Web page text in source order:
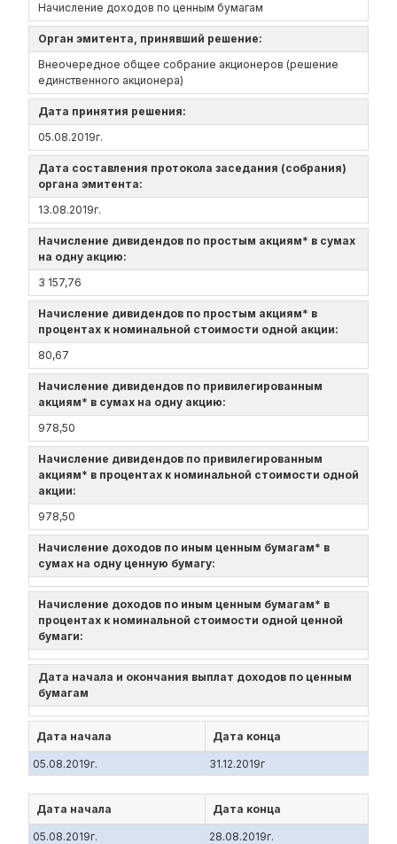
Начисление доходов по ценным бумагам
Орган эмитента, принявший решение:
Внеочередное общее собрание акционеров (решение
единственного акционера)
Дата принятия решения:
05.08.2019г.
Дата составления протокола заседания (собрания)
органа эмитента:
13.08.2019г.
Начисление дивидендов по простым акциям* в сумах
на одну акцию:
3 157,76
Начисление дивидендов по простым акциям* в
процентах к номинальной стоимости одной акции:
80,67
Начисление дивидендов по привилегированным
акциям* в сумах на одну акцию:
978,50
Начисление дивидендов по привилегированным
акциям* в процентах к номинальной стоимости одной
акции:
978,50
Начисление доходов по иным ценным бумагам* в
сумах на одну ценную бумагу:
Начисление доходов по иным ценным бумагам* в
процентах к номинальной стоимости одной ценной
бумаги:
Дата начала и окончания выплат доходов по ценным
бумагам
Дата начала Дата конца
05.08.2019г. 31.12.2019г
Дата начала Дата конца
05.08.2019г. 28.08.2019г.